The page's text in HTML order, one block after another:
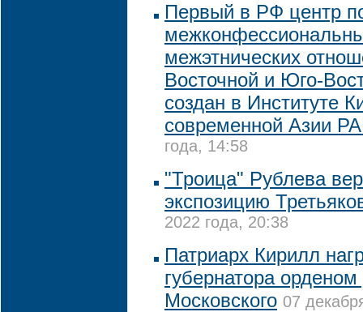
Первый в РФ центр
межэтнических
Восточной и Юго-
создан в Институте
современной Азии
года, 14:58
"Троица" Рублева
экспозицию
2022 года, 20:38
Патриарх Кирилл
губернатора
Московского 07